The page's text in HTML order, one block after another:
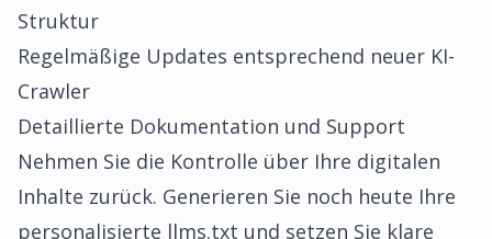
Struktur
Regelmäßige Updates entsprechend neuer KI-
Crawler
Detaillierte Dokumentation und Support
Nehmen Sie die Kontrolle über Ihre digitalen
Inhalte zurück. Generieren Sie noch heute Ihre
personalisierte llms.txt und setzen Sie klare